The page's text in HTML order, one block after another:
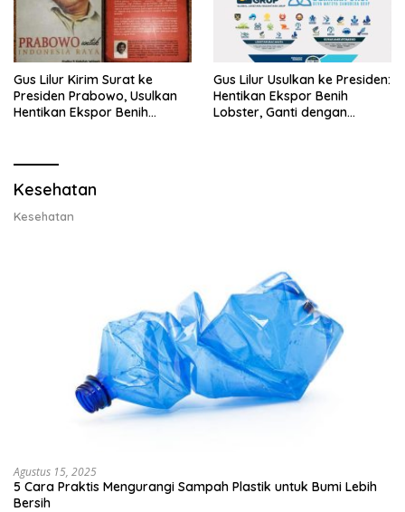
Gus Lilur Kirim Surat ke
Presiden Prabowo, Usulkan
Hentikan Ekspor Benih
Gus Lilur Usulkan ke Presiden:
Hentikan Ekspor Benih
Lobster, Ganti dengan
Kesehatan
Kesehatan
Agustus 15, 2025
5 Cara Praktis Mengurangi Sampah Plastik untuk Bumi Lebih
Bersih